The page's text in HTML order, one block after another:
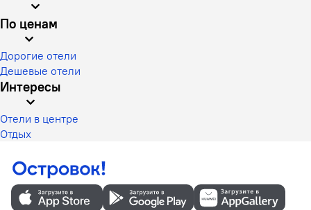
По ценам
Дорогие отели
Дешевые отели
Интересы
Отели в центре
Отдых